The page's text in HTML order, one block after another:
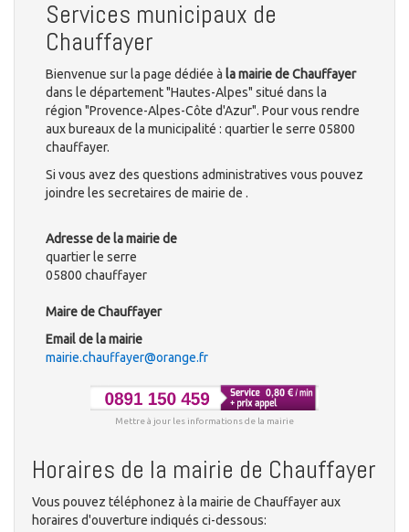
Services municipaux de
Chauffayer
Bienvenue sur la page dédiée à la mairie de Chauffayer
dans le département "Hautes-Alpes" situé dans la
région "Provence-Alpes-Côte d'Azur". Pour vous rendre
aux bureaux de la municipalité : quartier le serre 05800
chauffayer.
Si vous avez des questions administratives vous pouvez
joindre les secretaires de mairie de .
Adresse de la mairie de
quartier le serre
05800 chauffayer
Maire de Chauffayer
Email de la mairie
mairie.chauffayer@orange.fr
Mettre à jour les informations de la mairie
Horaires de la mairie de Chauffayer
Vous pouvez téléphonez à la mairie de Chauffayer aux
horaires d'ouverture indiqués ci-dessous: